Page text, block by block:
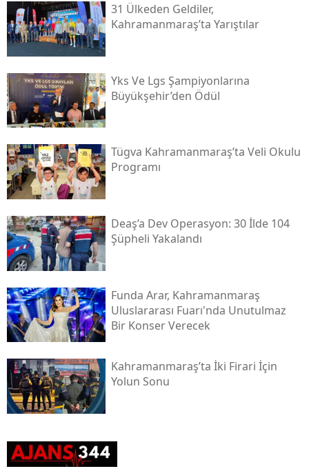
31 Ülkeden Geldiler,
Kahramanmaraş’ta Yarıştılar
Yks Ve Lgs Şampiyonlarına
Büyükşehir’den Ödül
Tügva Kahramanmaraş’ta Veli Okulu
Programı
Deaş’a Dev Operasyon: 30 İlde 104
Şüpheli Yakalandı
Funda Arar, Kahramanmaraş
Uluslararası Fuarı'nda Unutulmaz
Bir Konser Verecek
Kahramanmaraş’ta İki Firari İçin
Yolun Sonu